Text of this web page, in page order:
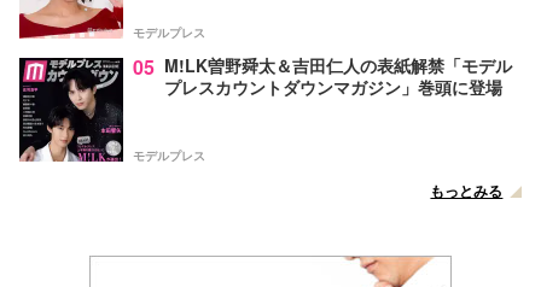
モデルプレス
05 M!LK曽野舜太＆吉田仁人の表紙解禁「モデル
プレスカウントダウンマガジン」巻頭に登場
モデルプレス
もっとみる